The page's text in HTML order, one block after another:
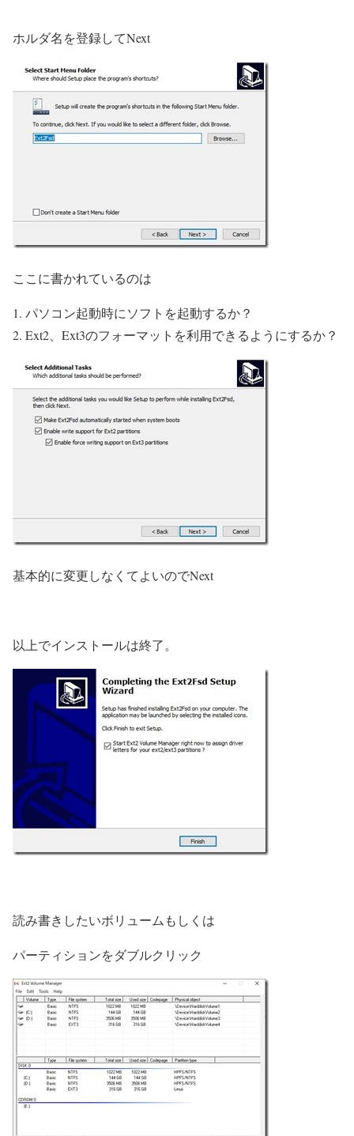
ホルダ名を登録してNext
ここに書かれているのは
パソコン起動時にソフトを起動するか？
Ext2、Ext3のフォーマットを利用できるようにするか？
基本的に変更しなくてよいのでNext
以上でインストールは終了。
読み書きしたいボリュームもしくは
パーティションをダブルクリック